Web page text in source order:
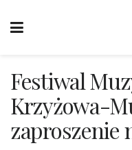
Festiwal
Krzyżowa-
zaproszenie